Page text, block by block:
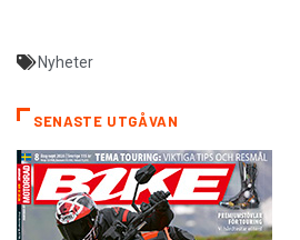
Nyheter
SENASTE UTGÅVAN